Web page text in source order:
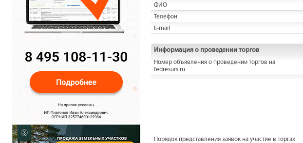
ФИО
Телефон
E-mail
Информация о проведении торгов
Номер объявления о проведении торгов на
fedresurs.ru
Порядок представления заявок на участие в торгах